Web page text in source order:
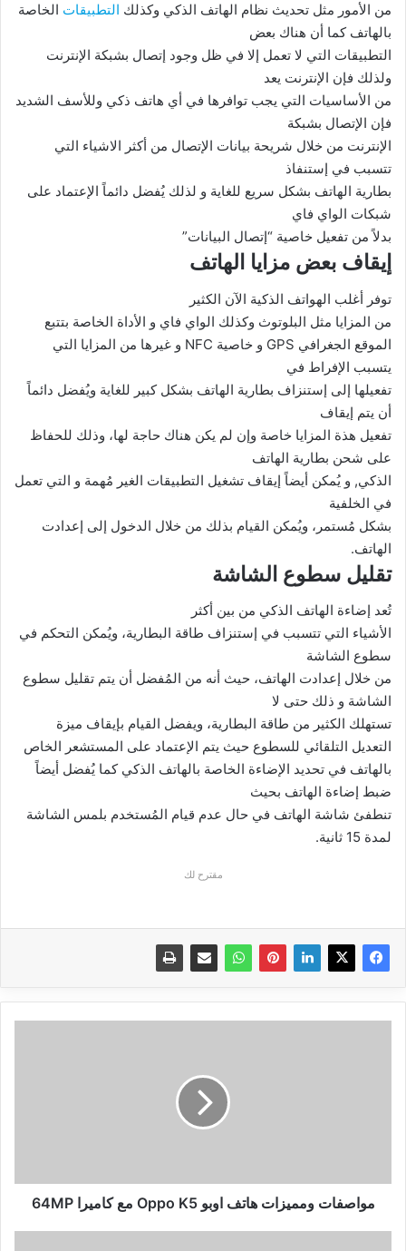
من الأمور مثل تحديث نظام الهاتف الذكي وكذلك التطبيقات الخاصة
بالهاتف كما أن هناك بعض
التطبيقات التي لا تعمل إلا في ظل وجود إتصال بشبكة الإنترنت
ولذلك فإن الإنترنت يعد
من الأساسيات التي يجب توافرها في أي هاتف ذكي وللأسف الشديد
فإن الإتصال بشبكة
الإنترنت من خلال شريحة بيانات الإتصال من أكثر الاشياء التي
تتسبب في إستنفاذ
بطارية الهاتف بشكل سريع للغاية و لذلك يُفضل دائماً الإعتماد على
شبكات الواي فاي
بدلاً من تفعيل خاصية “إتصال البيانات”
إيقاف بعض مزايا الهاتف
توفر أغلب الهواتف الذكية الآن الكثير
من المزايا مثل البلوتوث وكذلك الواي فاي و الأداة الخاصة بتتبع
الموقع الجغرافي GPS و خاصية NFC و غيرها من المزايا التي
يتسبب الإفراط في
تفعيلها إلى إستنزاف بطارية الهاتف بشكل كبير للغاية ويُفضل دائماً
أن يتم إيقاف
تفعيل هذة المزايا خاصة وإن لم يكن هناك حاجة لها، وذلك للحفاظ
على شحن بطارية الهاتف
الذكي, و يُمكن أيضاً إيقاف تشغيل التطبيقات الغير مُهمة و التي تعمل
في الخلفية
بشكل مُستمر، ويُمكن القيام بذلك من خلال الدخول إلى إعدادت
الهاتف.
تقليل سطوع الشاشة
تُعد إضاءة الهاتف الذكي من بين أكثر
الأشياء التي تتسبب في إستنزاف طاقة البطارية، ويُمكن التحكم في
سطوع الشاشة
من خلال إعدادت الهاتف، حيث أنه من المُفضل أن يتم تقليل سطوع
الشاشة و ذلك حتى لا
تستهلك الكثير من طاقة البطارية، ويفضل القيام بإيقاف ميزة
التعديل التلقائي للسطوع حيث يتم الإعتماد على المستشعر الخاص
بالهاتف في تحديد الإضاءة الخاصة بالهاتف الذكي كما يُفضل أيضاً
ضبط إضاءة الهاتف بحيث
تنطفئ شاشة الهاتف في حال عدم قيام المُستخدم بلمس الشاشة
لمدة 15 ثانية.
مقترح لك
64MP
مواصفات ومميزات هاتف اوبو Oppo K5 مع كاميرا 64MP